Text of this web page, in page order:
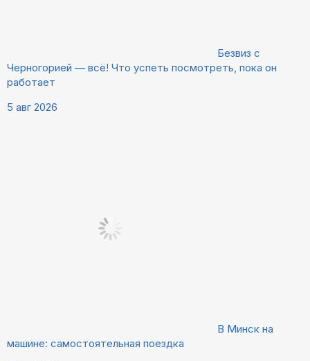
Безвиз с
Черногорией — всё! Что успеть посмотреть, пока он
работает
5 авг 2026
В Минск на
машине: самостоятельная поездка